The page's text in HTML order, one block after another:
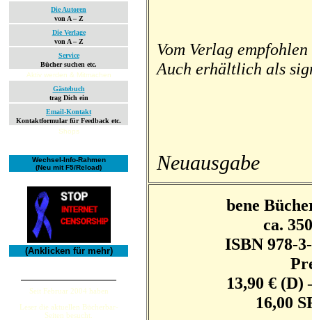
Die Autoren
von A – Z
Die Verlage
von A – Z
Service
Bücher suchen etc.
Aktiv werden & Mitmachen
Gästebuch
trag Dich ein
Email-Kontakt
Kontaktformular für Feedback etc.
Shops
Wechsel-Info-Rahmen
(Neu mit F5/Reload)
(Anklicken für mehr)
Seit Februar 2004 haben
Leser die aktuellen Bücherbar-
Seiten besucht.
Vom Verlag
Auch erhältlich als
Neuausgabe
bene
ca.
ISBN 978-
13,90 € (D)
16,00